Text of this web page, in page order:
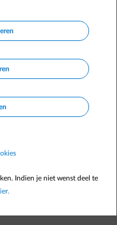
de Smart App, maar hij
dit te verhelpen?
Indien je niet wenst deel te